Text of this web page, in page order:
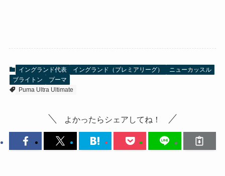
イングランド代表 イングランド（プレミアリーグ）
ニューカッスル
ブライトン
プーマ
Puma Ultra Ultimate
よかったらシェアしてね！